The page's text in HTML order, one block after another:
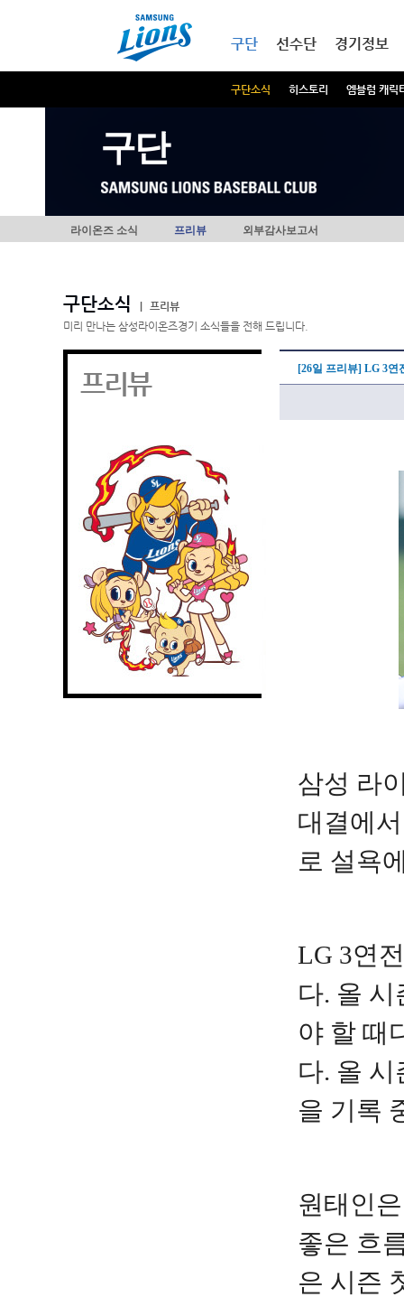
구단
구단소식 히스토리 엠블럼 캐릭
선수단 경기정보
구단
라이온즈 소식 프리뷰 외부감사보고서
구단소식
프리뷰
미리 만나는 삼성라이온즈경기 소식들을 전해 드립니다.
프리뷰 [26일 프리뷰] LG 3
삼성 라
대결에
로 설욕
LG 3연
다. 올
야 할 때
다. 올
을 기록
원태인
좋은 흐
은 시즌